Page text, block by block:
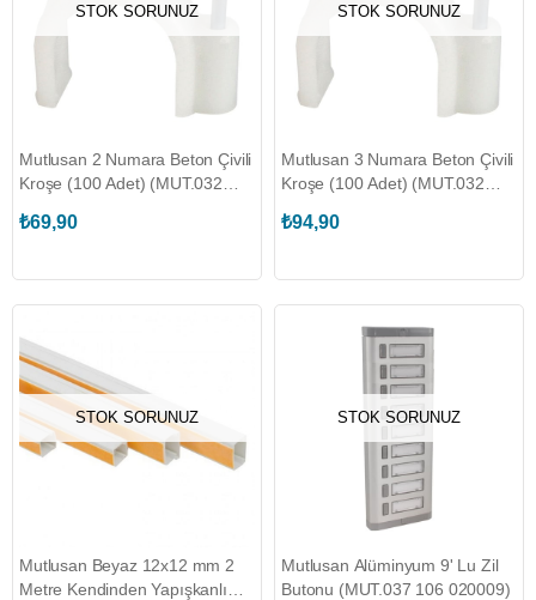
STOK SORUNUZ
Mutlusan 2 Numara Beton Çivili
Kroşe (100 Adet) (MUT.032
₺69,90
STOK SORUNUZ
Mutlusan 3 Numara Beton Çivili
Kroşe (100 Adet) (MUT.032
₺94,90
STOK SORUNUZ
Mutlusan Beyaz 12x12 mm 2
Metre Kendinden Yapışkanlı
STOK SORUNUZ
Mutlusan Alüminyum 9' Lu Zil
Butonu (MUT.037 106 020009)